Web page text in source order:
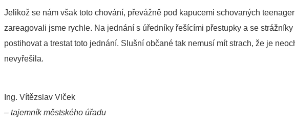
Jelikož se nám však toto chování, převážně pod kapucemi schovaných
zareagovali jsme rychle. Na jednání s úředníky řešícími přestupky a se
postihovat a trestat toto jednání. Slušní občané tak nemusí mít strach, že je
nevyřešila.
Ing. Vítězslav Vlček
– tajemník městského úřadu